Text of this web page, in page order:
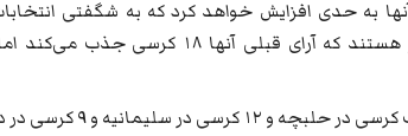
به حدی افزایش خواهد کرد که به شگفتی
و ۹ کرسی در دهوک به دست آورد.